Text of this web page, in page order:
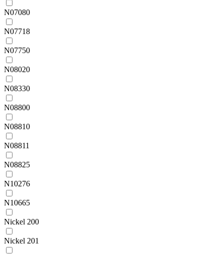
N07080
N07718
N07750
N08020
N08330
N08800
N08810
N08811
N08825
N10276
N10665
Nickel 200
Nickel 201